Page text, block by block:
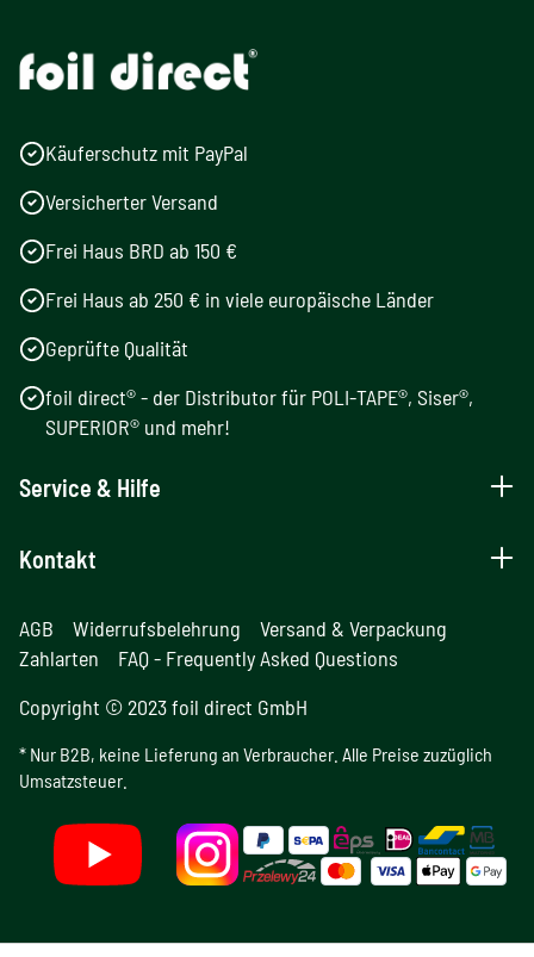
Käuferschutz mit PayPal
Versicherter Versand
Frei Haus BRD ab 150 €
Frei Haus ab 250 € in viele europäische Länder
Geprüfte Qualität
foil direct® - der Distributor für POLI-TAPE®, Siser®,
SUPERIOR® und mehr!
Service & Hilfe
Kontakt
AGB Widerrufsbelehrung
Versand & Verpackung
Zahlarten
FAQ - Frequently Asked Questions
Copyright © 2023 foil direct GmbH
* Nur B2B, keine Lieferung an Verbraucher. Alle Preise zuzüglich
Umsatzsteuer.